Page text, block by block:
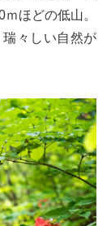
ほどの低山。
々しい自然が